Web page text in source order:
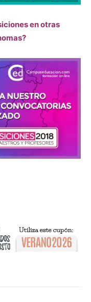
en otras